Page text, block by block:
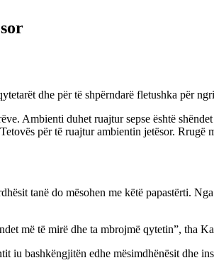
dhe për të shpërndarë fletushka për
Ambienti duhet ruajtur sepse është
për të ruajtur ambientin jetësor. Rrugë
tanë do mësohen me këtë papastërti.
më të mirë dhe ta mbrojmë qytetin”, tha
bashkëngjitën edhe mësimdhënësit dhe